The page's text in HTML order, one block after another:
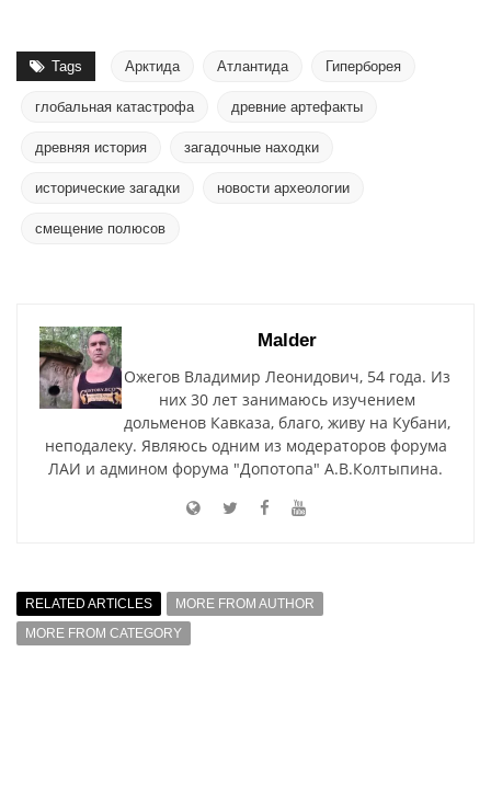
Tags Арктида Атлантида Гиперборея
глобальная катастрофа древние артефакты
древняя история загадочные находки
исторические загадки новости археологии
смещение полюсов
Malder
Ожегов Владимир Леонидович, 54 года. Из
них 30 лет занимаюсь изучением
дольменов Кавказа, благо, живу на Кубани,
неподалеку. Являюсь одним из модераторов форума
ЛАИ и админом форума "Допотопа" А.В.Колтыпина.
RELATED ARTICLES
MORE FROM AUTHOR
MORE FROM CATEGORY